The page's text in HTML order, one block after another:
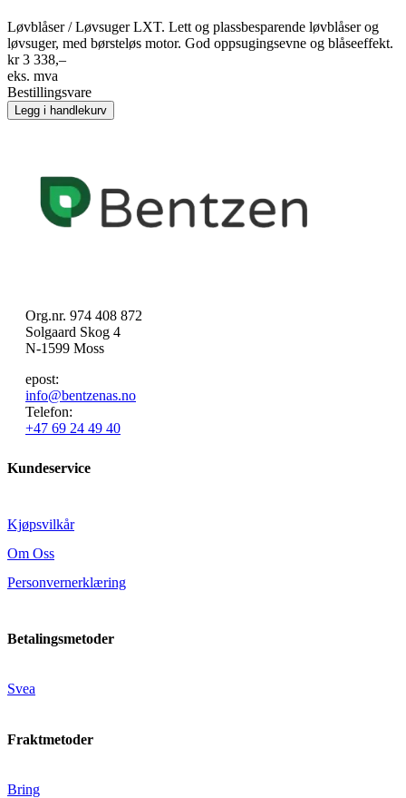
Løvblåser / Løvsuger LXT. Lett og plassbesparende løvblåser og
løvsuger, med børsteløs motor. God oppsugingsevne og blåseeffekt.
kr 3 338,–
eks. mva
Bestillingsvare
Legg i handlekurv
Org.nr. 974 408 872
Solgaard Skog 4
N-1599 Moss
epost:
info@bentzenas.no
Telefon:
+47 69 24 49 40
Kundeservice
Kjøpsvilkår
Om Oss
Personvernerklæring
Betalingsmetoder
Svea
Fraktmetoder
Bring